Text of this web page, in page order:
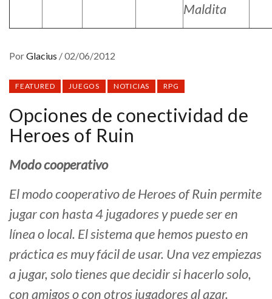
Maldita
PorGlacius /02/06/2012
FEATURED JUEGOS NOTICIAS RPG
Opciones de conectividad de
Heroes of Ruin
Modo cooperativo
El modo cooperativo de Heroes of Ruin permite
jugar con hasta 4 jugadores y puede ser en
línea o local. El sistema que hemos puesto en
práctica es muy fácil de usar. Una vez empiezas
a jugar, solo tienes que decidir si hacerlo solo,
con amigos o con otros jugadores al azar.